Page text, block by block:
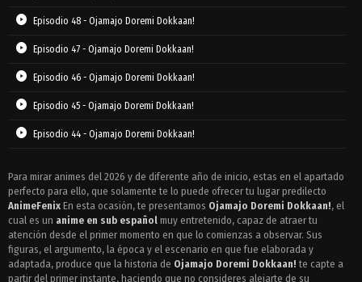
Episodio 48 - Ojamajo Doremi Dokkaan!
Episodio 47 - Ojamajo Doremi Dokkaan!
Episodio 46 - Ojamajo Doremi Dokkaan!
Episodio 45 - Ojamajo Doremi Dokkaan!
Episodio 44 - Ojamajo Doremi Dokkaan!
Episodio 42 - Ojamajo Doremi Dokkaan!
Episodio 41 - Ojamajo Doremi Dokkaan!
Episodio 40 - Ojamajo Doremi Dokkaan!
Episodio 39 - Ojamajo Doremi Dokkaan!
Para mirar animes del 2026 y de diferente año de inicio, estas en el apartado
perfecto para ello, que solamente te lo puede ofrecer tu lugar predilecto
AnimeFenix En esta ocasión, te presentamos Ojamajo Doremi Dokkaan!, el
cual es un anime en sub español muy entretenido, capaz de atraer tu
atención desde el primer momento en que lo comienzas a observar. Sus
figuras, el argumento, la época y el escenario en que fue elaborada y
adaptada, produce que la historia de Ojamajo Doremi Dokkaan! te capte a
partir del primer instante, haciendo que no consideres alejarte de su